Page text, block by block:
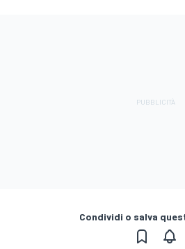
Condividi o salva